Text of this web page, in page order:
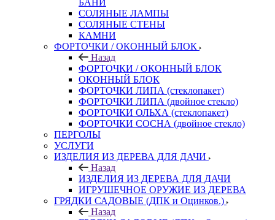
БАНИ
СОЛЯНЫЕ ЛАМПЫ
СОЛЯНЫЕ СТЕНЫ
КАМНИ
ФОРТОЧКИ / ОКОННЫЙ БЛОК
Назад
ФОРТОЧКИ / ОКОННЫЙ БЛОК
ОКОННЫЙ БЛОК
ФОРТОЧКИ ЛИПА (стеклопакет)
ФОРТОЧКИ ЛИПА (двойное стекло)
ФОРТОЧКИ ОЛЬХА (стеклопакет)
ФОРТОЧКИ СОСНА (двойное стекло)
ПЕРГОЛЫ
УСЛУГИ
ИЗДЕЛИЯ ИЗ ДЕРЕВА ДЛЯ ДАЧИ
Назад
ИЗДЕЛИЯ ИЗ ДЕРЕВА ДЛЯ ДАЧИ
ИГРУШЕЧНОЕ ОРУЖИЕ ИЗ ДЕРЕВА
ГРЯДКИ САДОВЫЕ (ДПК и Оцинков.)
Назад